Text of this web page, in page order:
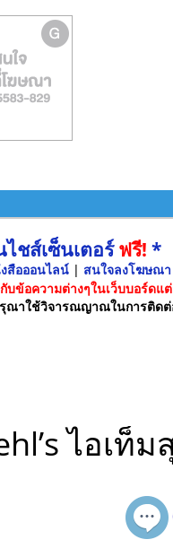
ชส์เซ็นเตอร์ฟรี! *
สือออนไลน์ | สนใจลงโฆษณา
ข้อความต่างๆในเว็บบอร์ดแต่
รุณาใช้วิจารณญาณในการติดต่
ไอเท็